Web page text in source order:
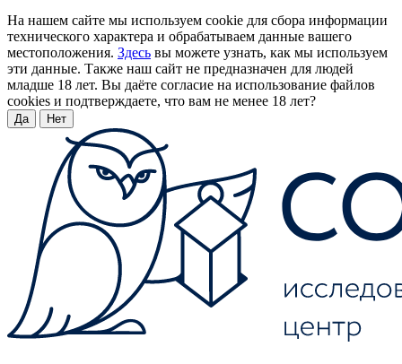
На нашем сайте мы используем cookie для сбора информации
технического характера и обрабатываем данные вашего
местоположения. Здесь вы можете узнать, как мы используем
эти данные. Также наш сайт не предназначен для людей
младше 18 лет. Вы даёте согласие на использование файлов
cookies и подтверждаете, что вам не менее 18 лет?
Да Нет